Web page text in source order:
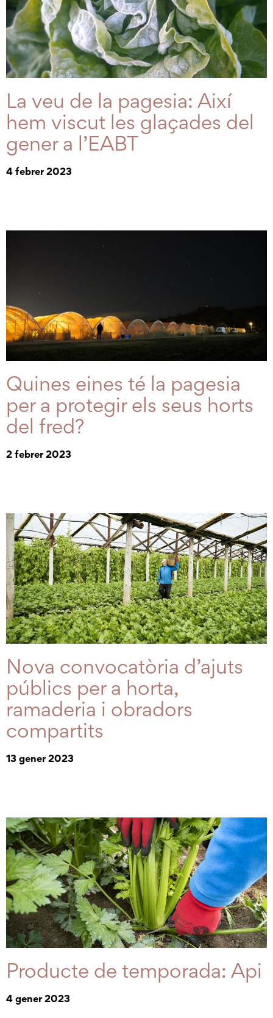
La veu de la pagesia: Així
hem viscut les glaçades del
gener a l’EABT
4 febrer 2023
Quines eines té la pagesia
per a protegir els seus horts
del fred?
2 febrer 2023
Nova convocatòria d’ajuts
públics per a horta,
ramaderia i obradors
compartits
13 gener 2023
Producte de temporada: Api
4 gener 2023